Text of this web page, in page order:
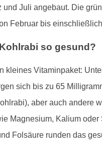
und Juli angebaut. Die
Februar bis
so gesund?
kleines Vitaminpaket:
sich bis zu 65
aber auch andere
Magnesium, Kalium oder
Folsäure runden das